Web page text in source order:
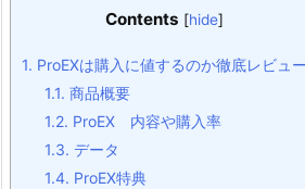
Contents [hide]
1. ProEXは購入に値するのか徹底レビュー
1.1. 商品概要
1.2. ProEX 内容や購入率
1.3. データ
1.4. ProEX特典